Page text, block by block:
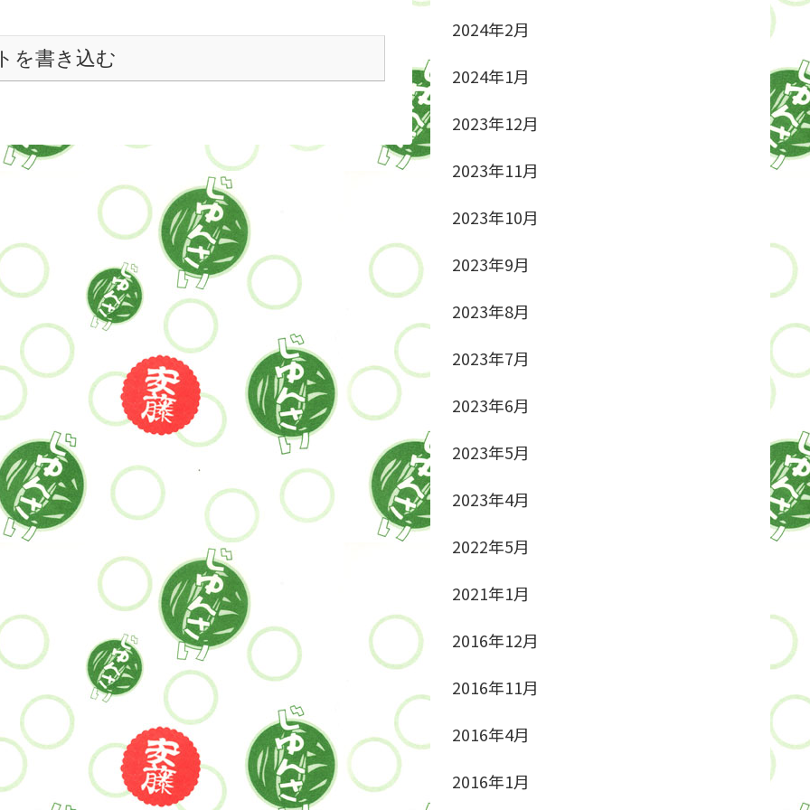
を書き込む
2024年2月
2024年1月
2023年12月
2023年11月
2023年10月
2023年9月
2023年8月
2023年7月
2023年6月
2023年5月
2023年4月
2022年5月
2021年1月
2016年12月
2016年11月
2016年4月
2016年1月